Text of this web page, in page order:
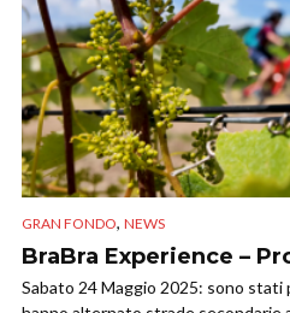
GRAN FONDO, NEWS
BraBra Experience –
Sabato 24 Maggio 2025: sono